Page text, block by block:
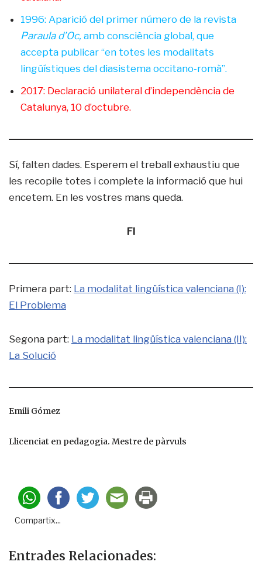
1996: Aparició del primer número de la revista
Paraula d’Oc, amb consciència global, que
accepta publicar “en totes les modalitats
lingüístiques del diasistema occitano-romà”.
2017: Declaració unilateral d’independència de
Catalunya, 10 d’octubre.
Sí, falten dades. Esperem el treball exhaustiu que
les recopile totes i complete la informació que hui
encetem. En les vostres mans queda.
FI
Primera part: La modalitat lingüística valenciana (I):
El Problema
Segona part: La modalitat lingüística valenciana (II):
La Solució
Emili Gómez
Llicenciat en pedagogia. Mestre de pàrvuls
Compartix...
Entrades Relacionades: